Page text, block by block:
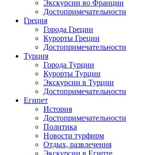
Экскурсии во Франции
Достопримечательности
Греция
Города Греции
Курорты Греции
Достопримечательности
Турция
Города Турции
Курорты Турции
Экскурсии в Турции
Достопримечательности
Египет
История
Достопримечательности
Политика
Новости турфирм
Отдых, развлечения
Экскурсии в Египте